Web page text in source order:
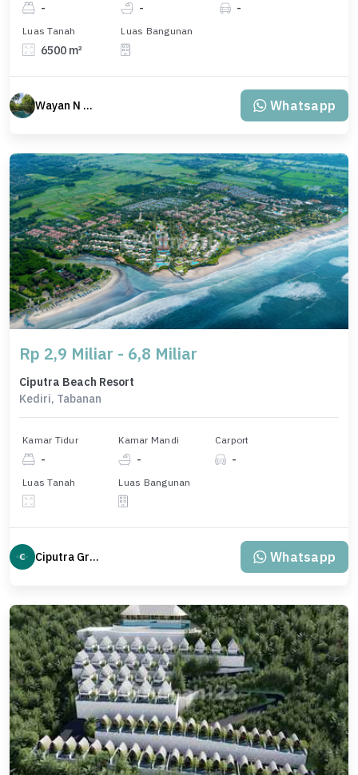
- - -
Luas Tanah
6500 m²
Luas Bangunan
Wayan N Bali Whatsapp
Rp 2,9 Miliar - 6,8 Miliar
Ciputra Beach Resort
Kediri, Tabanan
Kamar Tidur
-
Kamar Mandi
-
Carport
-
Luas Tanah Luas Bangunan
Ciputra Group Whatsapp